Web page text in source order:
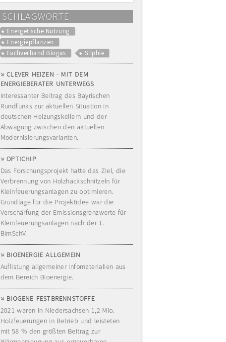
SCHLAGWORTE
Energetische Nutzung
Energiepflanzen
Fachverband Biogas
Silphie
CLEVER HEIZEN - MIT DEM
ENERGIEBERATER UNTERWEGS
Interessanter Beitrag des Bayrischen
Rundfunks zur aktuellen Situation in
deutschen Heizungskellern und der
Abwägung zwischen den aktuellen
Modernisierungsvarianten.
OPTICHIP
Das Forschungsprojekt hatte das Ziel, die
Verbrennung von Holzhackschnitzeln für
Kleinfeuerungsanlagen zu optimieren.
Grundlage für die Projektidee war die
Verschärfung der Emissionsgrenzwerte für
Kleinfeuerungsanlagen nach der 1.
BImSchV.
BIOENERGIE ALLGEMEIN
Auflistung allgemeiner Infomaterialien aus
dem Bereich Bioenergie.
BIOGENE FESTBRENNSTOFFE
2021 waren in Niedersachsen 1,2 Mio.
Holzfeuerungen in Betrieb und leisteten
mit 58 % den größten Beitrag zur